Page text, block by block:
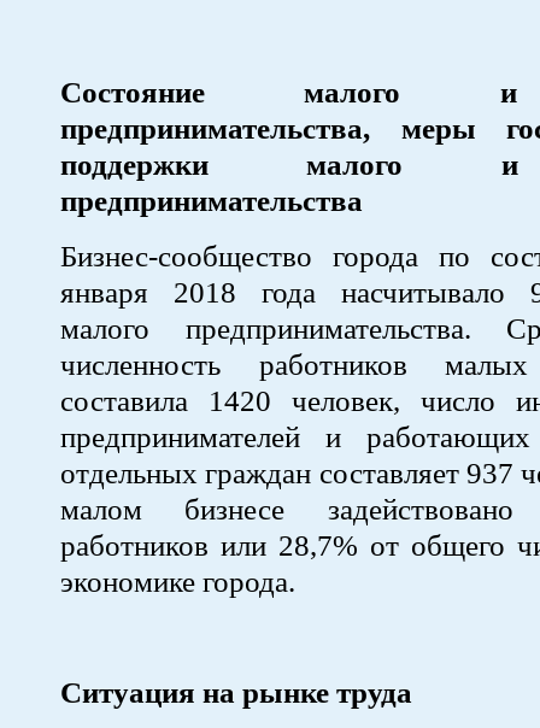
Состояние малого и
предпринимательства, меры
поддержки малого и
предпринимательства
Бизнес-сообщество города по
января 2018 года насчитывало
малого предпринимательства.
численность работников
составила 1420 человек, число
предпринимателей и
отдельных граждан составляет 937
малом бизнесе
работников или 28,7% от общего
экономике города.
Ситуация на рынке труда